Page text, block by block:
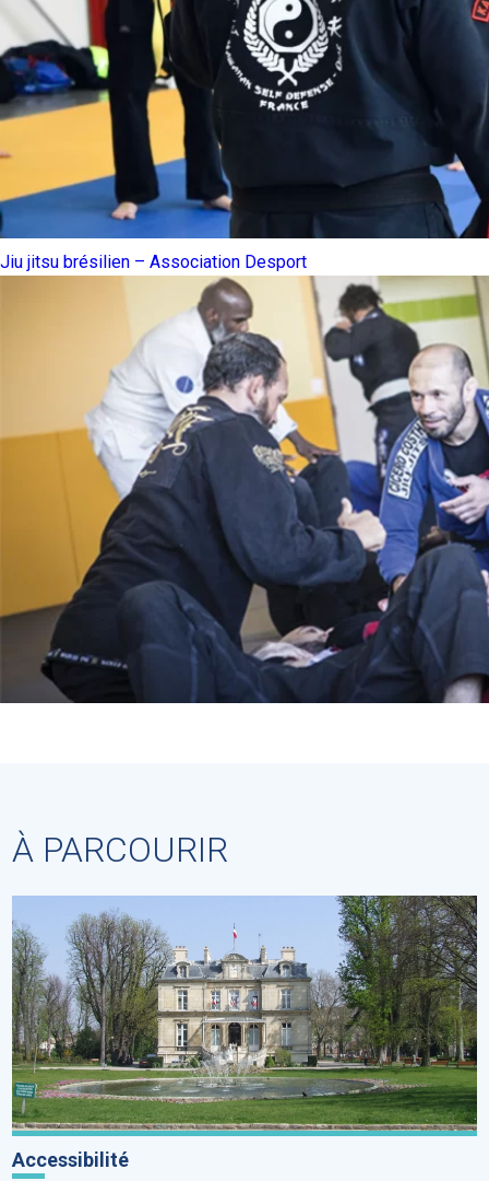
Jiu jitsu brésilien – Association Desport
À PARCOURIR
Accessibilité